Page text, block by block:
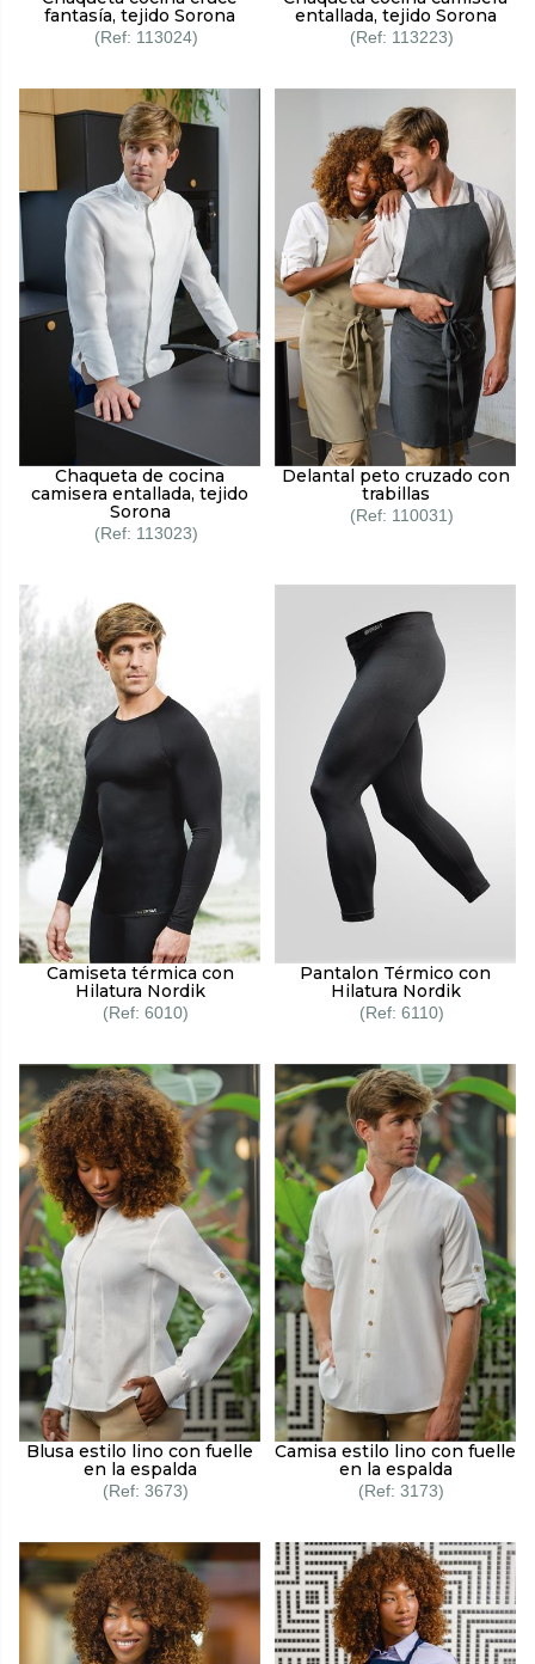
fantasía, tejido Sorona
113024
entallada, tejido Sorona
113223
Chaqueta de cocina
camisera entallada, tejido
Sorona
113023
Delantal peto cruzado con
trabillas
110031
Camiseta térmica con
Hilatura Nordik
6010
Pantalon Térmico con
Hilatura Nordik
6110
Blusa estilo lino con fuelle
en la espalda
3673
Camisa estilo lino con fuelle
en la espalda
3173